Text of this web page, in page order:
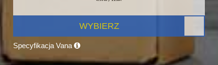
WYBIERZ
Specyfikacja Vana